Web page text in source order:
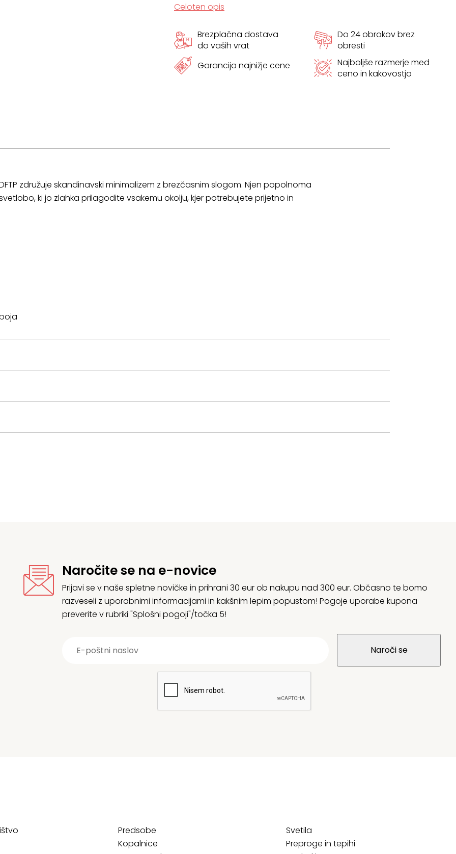
Celoten opis
Brezplačna dostava
do vaših vrat
Do 24 obrokov brez
obresti
Garancija najnižje cene
Najboljše razmerje med
ceno in kakovostjo
združuje skandinavski minimalizem z brezčasnim slogom. Njen popolnoma
ki jo zlahka prilagodite vsakemu okolju, kjer potrebujete prijetno in
Naročite se na e-novice
Prijavi se v naše spletne novičke in prihrani 30 eur ob nakupu nad 300 eur. Občasno te bomo
razveseli z uporabnimi informacijami in kakšnim lepim popustom! Pogoje uporabe kupona
preverite v rubriki "Splošni pogoji"/točka 5!
Predsobe
Kopalnice
Svetila
Preproge in tepihi